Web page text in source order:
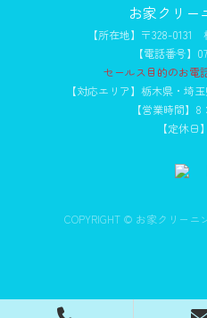
お家クリー
【所在地】〒328-0131
【電話番号】
セールス目的のお電
【対応エリア】栃木県・埼
【営業時間】
【定休日
COPYRIGHT © お家クリーニ